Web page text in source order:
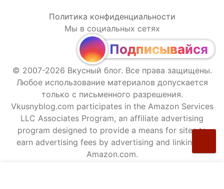
Политика конфиденциальности
Мы в социальных сетях
Подписывайся
© 2007-2026 Вкусный блог. Все права защищены.
Любое использование материалов допускается
только с письменного разрешения.
Vkusnyblog.com participates in the Amazon Services
LLC Associates Program, an affiliate advertising
program designed to provide a means for sites to
earn advertising fees by advertising and linking to
Amazon.com.